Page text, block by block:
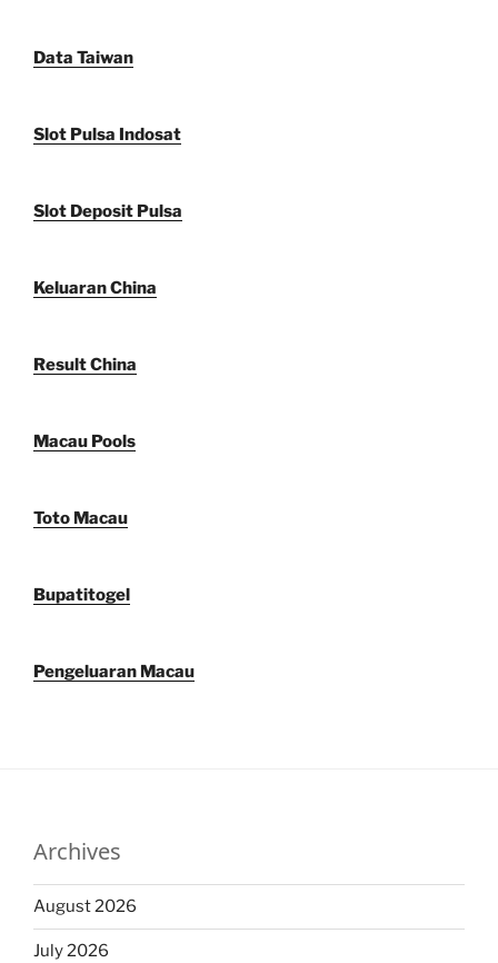
Data Taiwan
Slot Pulsa Indosat
Slot Deposit Pulsa
Keluaran China
Result China
Macau Pools
Toto Macau
Bupatitogel
Pengeluaran Macau
Archives
August 2026
July 2026